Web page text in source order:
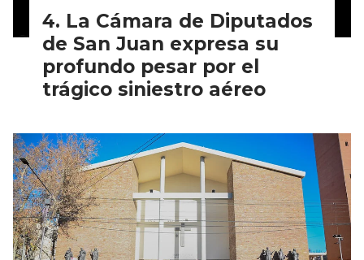
La Cámara de Diputados
de San Juan expresa su
profundo pesar por el
trágico siniestro aéreo